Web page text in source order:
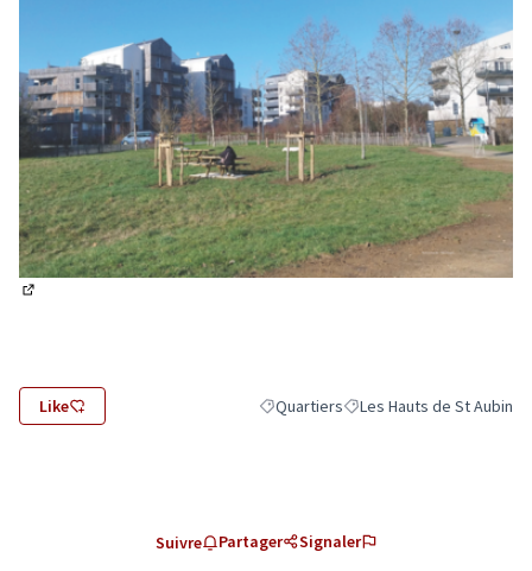
Like Filtrer les résultats de la catégorie :
QuartiersFiltrer les résultats pour
Les Hauts de St Aubin
Suivre Partager Signaler